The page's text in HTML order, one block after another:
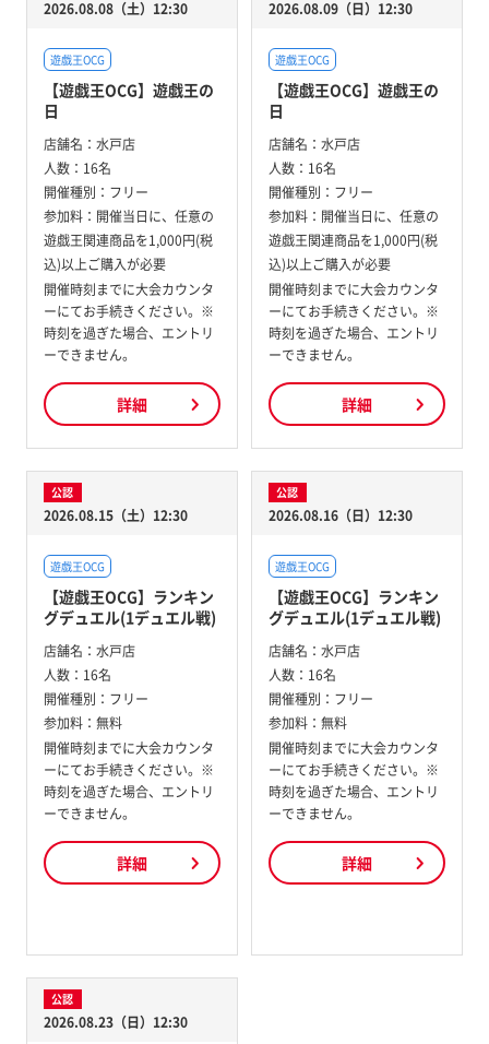
2026.08.08（土）12:30
遊戯王OCG
【遊戯王OCG】遊戯王の
日
店舗名： 水戸店
人数： 16名
開催種別： フリー
参加料： 開催当日に、任意の
遊戯王関連商品を1,000円(税
込)以上ご購入が必要
開催時刻までに大会カウンタ
ーにてお手続きください。※
時刻を過ぎた場合、エントリ
ーできません。
詳細
2026.08.09（日）12:30
遊戯王OCG
【遊戯王OCG】遊戯王の
日
店舗名： 水戸店
人数： 16名
開催種別： フリー
参加料： 開催当日に、任意の
遊戯王関連商品を1,000円(税
込)以上ご購入が必要
開催時刻までに大会カウンタ
ーにてお手続きください。※
時刻を過ぎた場合、エントリ
ーできません。
詳細
公認
2026.08.15（土）12:30
遊戯王OCG
【遊戯王OCG】ランキン
グデュエル(1デュエル戦)
店舗名： 水戸店
人数： 16名
開催種別： フリー
参加料： 無料
開催時刻までに大会カウンタ
ーにてお手続きください。※
時刻を過ぎた場合、エントリ
ーできません。
詳細
公認
2026.08.16（日）12:30
遊戯王OCG
【遊戯王OCG】ランキン
グデュエル(1デュエル戦)
店舗名： 水戸店
人数： 16名
開催種別： フリー
参加料： 無料
開催時刻までに大会カウンタ
ーにてお手続きください。※
時刻を過ぎた場合、エントリ
ーできません。
詳細
公認
2026.08.23（日）12:30